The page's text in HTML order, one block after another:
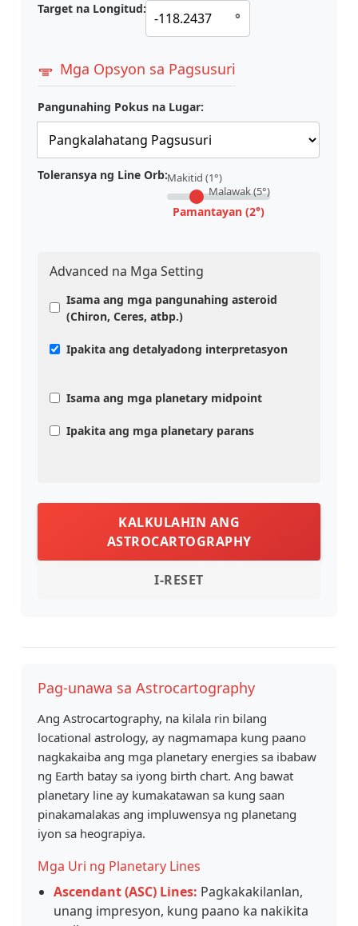
Target na Longitud:
°
Mga Opsyon sa Pagsusuri
Pangunahing Pokus na Lugar:
Toleransya ng Line Orb:Makitid (1°)
Malawak (5°)
Pamantayan (2°)
Advanced na Mga Setting
Isama ang mga pangunahing asteroid
(Chiron, Ceres, atbp.)
Ipakita ang detalyadong interpretasyon
Isama ang mga planetary midpoint
Ipakita ang mga planetary parans
KALKULAHIN ANG
ASTROCARTOGRAPHY
I-RESET
Pag-unawa sa Astrocartography
Ang Astrocartography, na kilala rin bilang
locational astrology, ay nagmamapa kung paano
nagkakaiba ang mga planetary energies sa ibabaw
ng Earth batay sa iyong birth chart. Ang bawat
planetary line ay kumakatawan sa kung saan
pinakamalakas ang impluwensya ng planetang
iyon sa heograpiya.
Mga Uri ng Planetary Lines
Ascendant (ASC) Lines: Pagkakakilanlan,
unang impresyon, kung paano ka nakikita